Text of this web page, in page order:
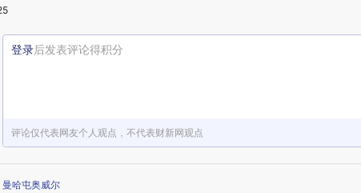
登录后发表评论得积分
评论仅代表网友个人观点，不代表财新网观点
曼哈屯奥威尔